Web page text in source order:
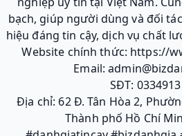
bạch, giúp người dùng và đối
hiệu đáng tin cậy, dịch vụ chất
Website chính thức: https://
Email:
SĐT:
Địa chỉ: 62 Đ. Tân Hòa 2,
Thành phố Hồ Chí